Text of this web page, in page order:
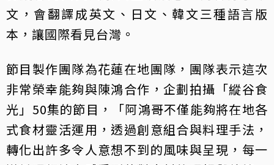
文，會翻譯成英文、日文、韓文三種語言版
本，讓國際看見台灣。
節目製作團隊為花蓮在地團隊，團隊表示這次
非常榮幸能夠與陳鴻合作，企劃拍攝「縱谷食
光」50集的節目，「阿鴻哥不僅能夠將在地各
式食材靈活運用，透過創意組合與料理手法，
轉化出許多令人意想不到的風味與呈現，每一